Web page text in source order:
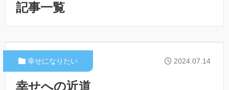
記事一覧
2024.07.14
幸せになりたい
幸せへの近道